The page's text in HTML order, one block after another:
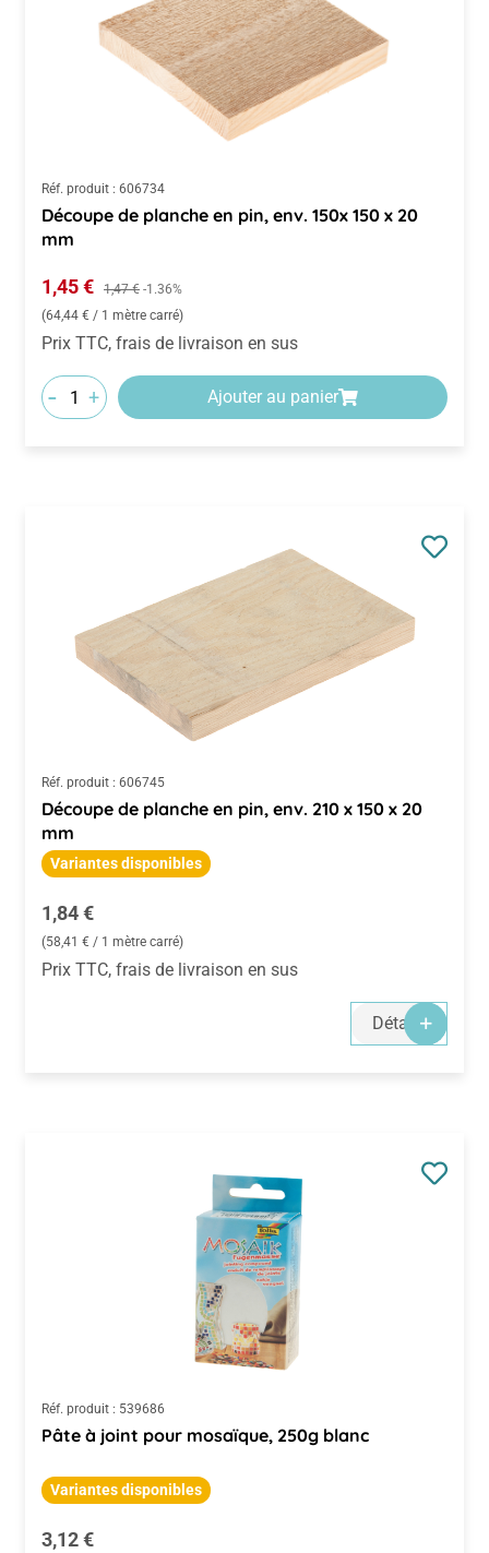
Réf. produit : 606734
Découpe de planche en pin, env. 150x 150 x 20
mm
Prix de vente :
1,45 € Prix régulier :
1,47 € -1.36%
(64,44 € / 1 mètre carré)
Prix TTC, frais de livraison en sus
- + Ajouter au panier
Réf. produit : 606745
Découpe de planche en pin, env. 210 x 150 x 20
mm
Variantes disponibles
Prix régulier :
1,84 €
(58,41 € / 1 mètre carré)
Prix TTC, frais de livraison en sus
Détails
Réf. produit : 539686
Pâte à joint pour mosaïque, 250g blanc
Variantes disponibles
Prix régulier :
3,12 €